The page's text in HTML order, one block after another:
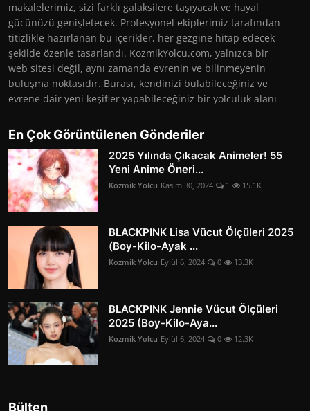
makalelerimiz, sizi farklı galaksilere taşıyacak ve hayal
gücünüzü genişletecek. Profesyonel ekiplerimiz tarafından
titizlikle hazırlanan bu içerikler, her gezgine hitap edecek
şekilde özenle tasarlandı. KozmikYolcu.com, yalnızca bir
web sitesi değil, aynı zamanda evrenin ve bilinmeyenin
buluşma noktasıdır. Burası, kendinizi bulabileceğiniz ve
evrene dair yeni keşifler yapabileceğiniz bir yolculuk alanı
En Çok Görüntülenen Gönderiler
2025 Yılında Çıkacak Animeler! 55
Yeni Anime Öneri...
Kozmik Yolcu Kasım 30, 2024 1 15.1K
BLACKPINK Lisa Vücut Ölçüleri 2025
(Boy-Kilo-Ayak ...
Kozmik Yolcu Eylül 6, 2024 0 13.3K
BLACKPINK Jennie Vücut Ölçüleri
2025 (Boy-Kilo-Aya...
Kozmik Yolcu Eylül 6, 2024 0 12.3K
Bülten